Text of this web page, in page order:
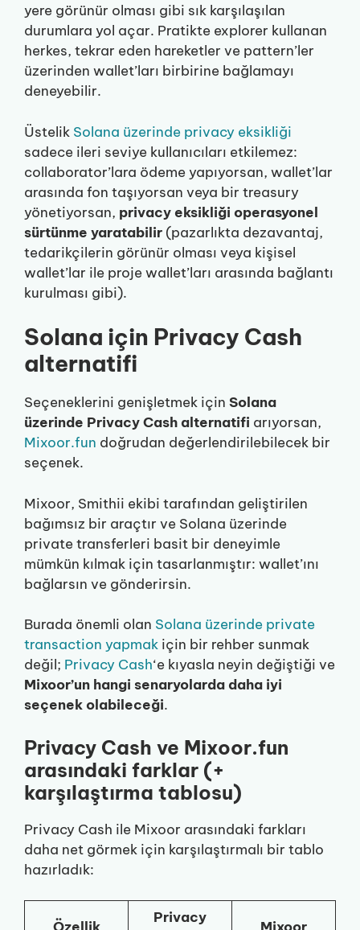
yere görünür olması gibi sık karşılaşılan
durumlara yol açar. Pratikte explorer kullanan
herkes, tekrar eden hareketler ve pattern’ler
üzerinden wallet’ları birbirine bağlamayı
deneyebilir.
Üstelik Solana üzerinde privacy eksikliği
sadece ileri seviye kullanıcıları etkilemez:
collaborator’lara ödeme yapıyorsan, wallet’lar
arasında fon taşıyorsan veya bir treasury
yönetiyorsan, privacy eksikliği operasyonel
sürtünme yaratabilir (pazarlıkta dezavantaj,
tedarikçilerin görünür olması veya kişisel
wallet’lar ile proje wallet’ları arasında bağlantı
kurulması gibi).
Solana için Privacy Cash
alternatifi
Seçeneklerini genişletmek için Solana
üzerinde Privacy Cash alternatifi arıyorsan,
Mixoor.fun doğrudan değerlendirilebilecek bir
seçenek.
Mixoor, Smithii ekibi tarafından geliştirilen
bağımsız bir araçtır ve Solana üzerinde
private transferleri basit bir deneyimle
mümkün kılmak için tasarlanmıştır: wallet’ını
bağlarsın ve gönderirsin.
Burada önemli olan Solana üzerinde private
transaction yapmak için bir rehber sunmak
değil; Privacy Cash‘e kıyasla neyin değiştiği ve
Mixoor’un hangi senaryolarda daha iyi
seçenek olabileceği.
Privacy Cash ve Mixoor.fun
arasındaki farklar (+
karşılaştırma tablosu)
Privacy Cash ile Mixoor arasındaki farkları
daha net görmek için karşılaştırmalı bir tablo
hazırladık:
Privacy